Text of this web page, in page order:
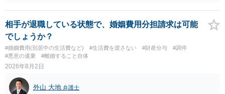
婚する、慰謝料をとるなど）ことができると思われます。 ただし、不
貞発覚後、長期間同居を続けると、不貞を許したとの評価につながる
場合がありますので、ご注意ください。 以上、ご参考まで。
相手が退職している状態で、婚姻費用分担請求は可能
でしょうか？
#婚姻費用(別居中の生活費など) #生活費を渡さない #財産分与
#調停
#悪意の遺棄
#離婚すること自体
2026年8月2日
外山 大地 弁護士